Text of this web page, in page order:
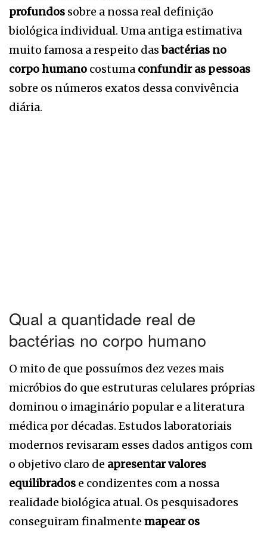
profundos sobre a nossa real definição
biológica individual. Uma antiga estimativa
muito famosa a respeito dasbactérias no
corpo humano costuma confundir as pessoas
sobre os números exatos dessa convivência
diária.
Qual a quantidade real de
bactérias no corpo humano
O mito de que possuímos dez vezes mais
micróbios do que estruturas celulares próprias
dominou o imaginário popular e a literatura
médica por décadas. Estudos laboratoriais
modernos revisaram esses dados antigos com
o objetivo claro de apresentar valores
equilibrados e condizentes com a nossa
realidade biológica atual. Os pesquisadores
conseguiram finalmente mapear os